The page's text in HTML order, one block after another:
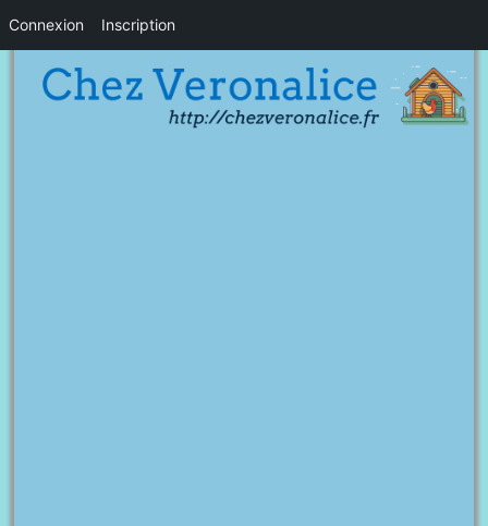
Connexion Inscription